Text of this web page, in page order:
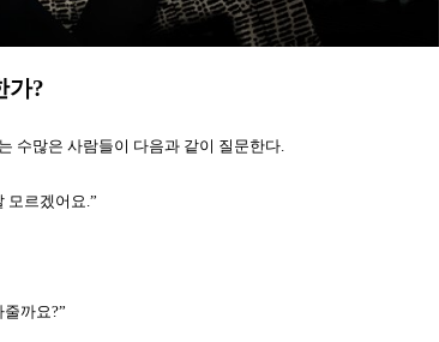
가?
수많은 사람들이 다음과 같이 질문한다.
모르겠어요.”
까요?”